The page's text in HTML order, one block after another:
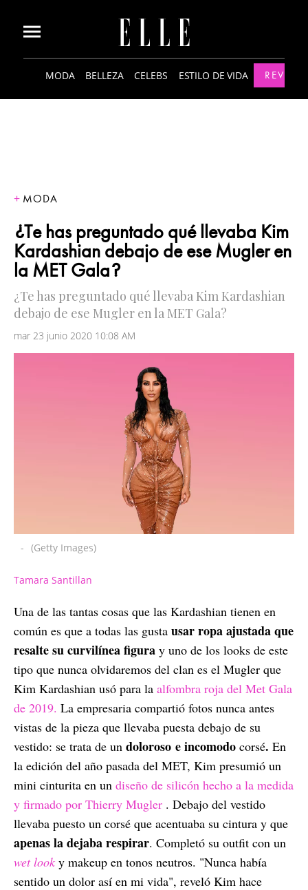
MODA BELLEZA CELEBS ESTILO DE VIDA
MODA
¿Te has preguntado qué llevaba Kim
Kardashian debajo de ese Mugler en
la MET Gala?
¿Te has preguntado qué llevaba Kim Kardashian
debajo de ese Mugler en la MET Gala?
mar 23 junio 2020 10:08 AM
- (Getty Images)
Tamara Santillan
Una de las tantas cosas que las Kardashian tienen en
común es que a todas las gusta usar ropa ajustada que
resalte su curvilínea figura y uno de los looks de este
tipo que nunca olvidaremos del clan es el Mugler que
Kim Kardashian usó para la alfombra roja del Met Gala
de 2019. La empresaria compartió fotos nunca antes
vistas de la pieza que llevaba puesta debajo de su
vestido: se trata de un doloroso e incomodo corsé. En
la edición del año pasada del MET, Kim presumió un
mini cinturita en un diseño de silicón hecho a la medida
y firmado por Thierry Mugler . Debajo del vestido
llevaba puesto un corsé que acentuaba su cintura y que
apenas la dejaba respirar. Completó su outfit con un
wet look y makeup en tonos neutros. "Nunca había
sentido un dolor así en mi vida", reveló Kim hace